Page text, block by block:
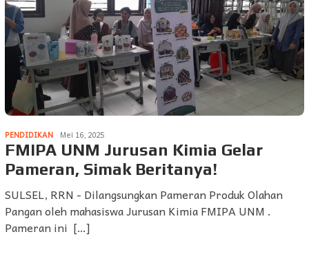
PENDIDIKAN Mei 16, 2025
FMIPA UNM Jurusan Kimia Gelar
Pameran, Simak Beritanya!
SULSEL, RRN - Dilangsungkan Pameran Produk Olahan
Pangan oleh mahasiswa Jurusan Kimia FMIPA UNM .
Pameran ini […]